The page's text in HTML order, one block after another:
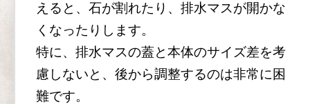
えると、石が割れたり、排水マスが開かな
くなったりします。
特に、排水マスの蓋と本体のサイズ差を考
慮しないと、後から調整するのは非常に困
難です。